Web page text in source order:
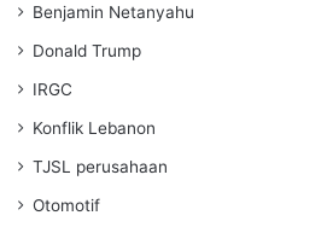
Benjamin Netanyahu
Donald Trump
IRGC
Konflik Lebanon
TJSL perusahaan
Otomotif